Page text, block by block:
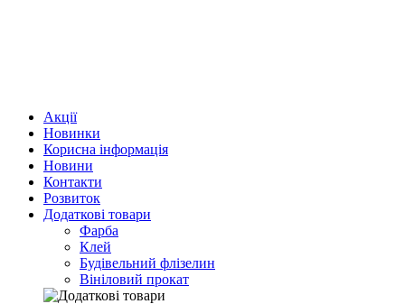
Акції
Новинки
Корисна інформація
Новини
Контакти
Розвиток
Додаткові товари
Фарба
Клей
Будівельний флізелин
Вініловий прокат